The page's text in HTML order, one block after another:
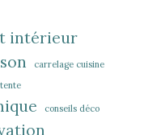
intérieur
carrelage cuisine
conseils déco